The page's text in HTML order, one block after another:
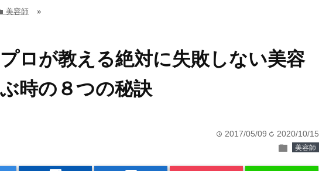
美容師 »
ロが教える絶対に失敗しない美容
時の８つの秘訣
time 2017/05/09 refresh 2020/10/15
folder 美容師